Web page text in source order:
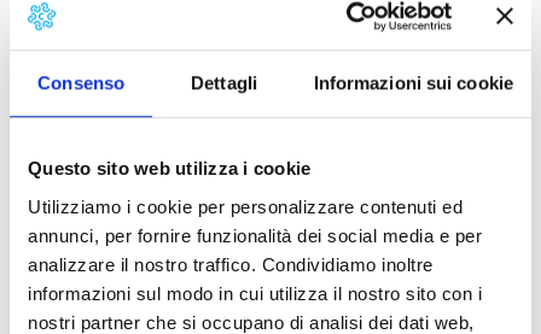
Consenso Dettagli Informazioni sui cookie
Questo sito web utilizza i cookie
Utilizziamo i cookie per personalizzare contenuti ed
annunci, per fornire funzionalità dei social media e per
analizzare il nostro traffico. Condividiamo inoltre
informazioni sul modo in cui utilizza il nostro sito con i
nostri partner che si occupano di analisi dei dati web,
imprese, le partecipazioni azionarie proprie nonchè
Nessun provvedimento da comunicare
Per Info
Ufficio Personale
Aggiornato al04/08/2025 - 17:37